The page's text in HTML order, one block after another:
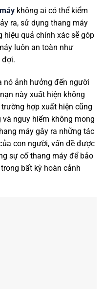
không ai có thể kiểm
ra, sử dụng thang máy
quả chính xác sẽ góp
luôn an toàn như
đợi.
nó ảnh hưởng đến người
này xuất hiện không
hợp xuất hiện cũng
nguy hiểm không mong
máy gây ra những tác
con người, vấn đề được
sự cố thang máy để bảo
bất kỳ hoàn cảnh